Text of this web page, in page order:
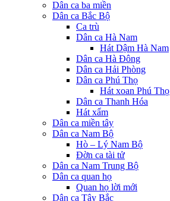
Dân ca ba miền
Dân ca Bắc Bộ
Ca trù
Dân ca Hà Nam
Hát Dậm Hà Nam
Dân ca Hà Đông
Dân ca Hải Phòng
Dân ca Phú Thọ
Hát xoan Phú Thọ
Dân ca Thanh Hóa
Hát xẩm
Dân ca miền tây
Dân ca Nam Bộ
Hò – Lý Nam Bộ
Đờn ca tài tử
Dân ca Nam Trung Bộ
Dân ca quan họ
Quan họ lời mới
Dân ca Tây Bắc